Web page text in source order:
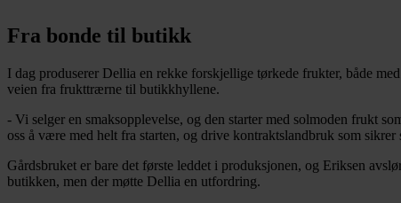
Fra bonde til butikk
I dag produserer Dellia en rekke forskjellige tørkede frukter, både
veien fra frukttrærne til butikkhyllene.
- Vi selger en smaksopplevelse, og den starter med solmoden frukt
oss å være med helt fra starten, og drive kontraktslandbruk som
Gårdsbruket er bare det første leddet i produksjonen, og Eriksen
butikken, men der møtte Dellia en utfordring.